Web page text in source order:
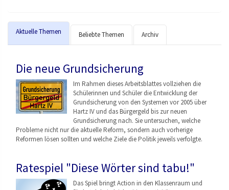
Aktuelle Themen Beliebte Themen Archiv
Die neue Grundsicherung
Im Rahmen dieses Arbeitsblattes vollziehen die
Schülerinnen und Schüler die Entwicklung der
Grundsicherung von den Systemen vor 2005 über
Hartz IV und das Bürgergeld bis zur neuen
Grundsicherung nach. Sie untersuchen, welche
Probleme nicht nur die aktuelle Reform, sondern auch vorherige
Reformen lösen sollten und welche Ziele die Politik jeweils verfolgte.
Ratespiel "Diese Wörter sind tabu!"
Das Spiel bringt Action in den Klassenraum und